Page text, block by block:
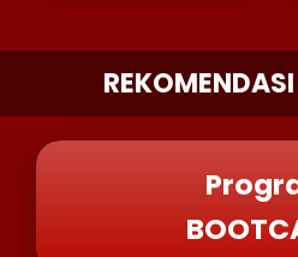
REKOMENDASI